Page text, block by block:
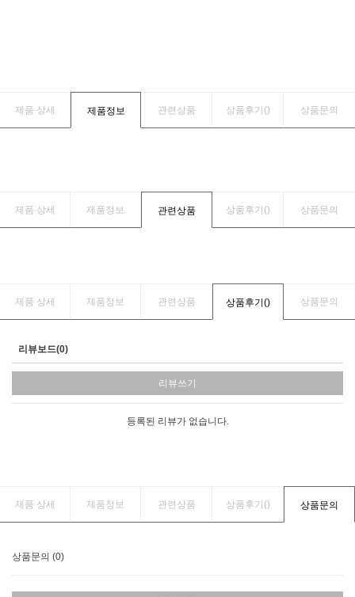
제품 상세 제품정보 관련상품 상품후기() 상품문의
제품 상세 제품정보 관련상품 상품후기() 상품문의
제품 상세 제품정보 관련상품 상품후기() 상품문의
리뷰보드(0)
리뷰쓰기
등록된 리뷰가 없습니다.
제품 상세 제품정보 관련상품 상품후기() 상품문의
상품문의 (0)